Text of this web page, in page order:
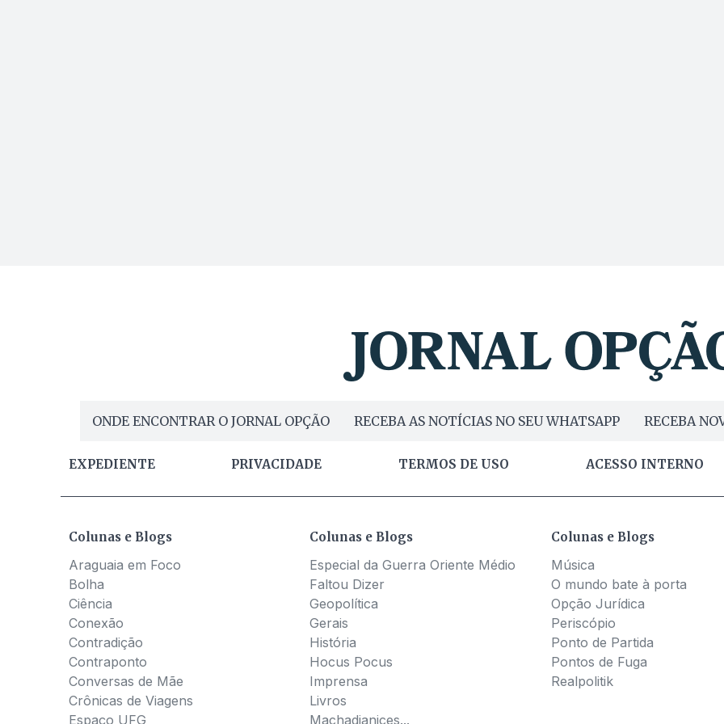
ONDE ENCONTRAR O JORNAL OPÇÃO RECEBA AS NOTÍCIAS NO SEU WHATSAPP RECEBA
EXPEDIENTE PRIVACIDADE TERMOS DE USO ACESSO INTERNO
Colunas e Blogs
Araguaia em Foco
Bolha
Ciência
Conexão
Contradição
Contraponto
Conversas de Mãe
Crônicas de Viagens
Espaço UFG
Colunas e Blogs
Especial da Guerra Oriente Médio
Faltou Dizer
Geopolítica
Gerais
História
Hocus Pocus
Imprensa
Livros
Machadianices...
Colunas e Blogs
Música
O mundo bate à porta
Opção Jurídica
Periscópio
Ponto de Partida
Pontos de Fuga
Realpolitik